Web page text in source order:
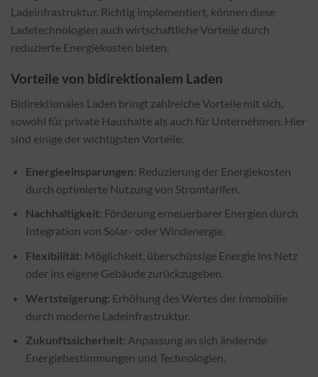
Ladeinfrastruktur. Richtig implementiert, können diese
Ladetechnologien auch wirtschaftliche Vorteile durch
reduzierte Energiekosten bieten.
Vorteile von bidirektionalem Laden
Bidirektionales Laden bringt zahlreiche Vorteile mit sich,
sowohl für private Haushalte als auch für Unternehmen. Hier
sind einige der wichtigsten Vorteile:
Energieeinsparungen: Reduzierung der Energiekosten
durch optimierte Nutzung von Stromtarifen.
Nachhaltigkeit: Förderung erneuerbarer Energien durch
Integration von Solar- oder Windenergie.
Flexibilität: Möglichkeit, überschüssige Energie ins Netz
oder ins eigene Gebäude zurückzugeben.
Wertsteigerung: Erhöhung des Wertes der Immobilie
durch moderne Ladeinfrastruktur.
Zukunftssicherheit: Anpassung an sich ändernde
Energiebestimmungen und Technologien.